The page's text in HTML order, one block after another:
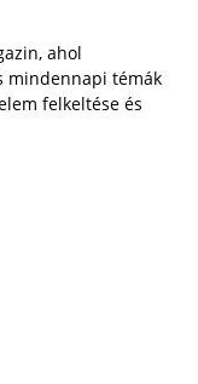
ahol
mindennapi témák
felkeltése és